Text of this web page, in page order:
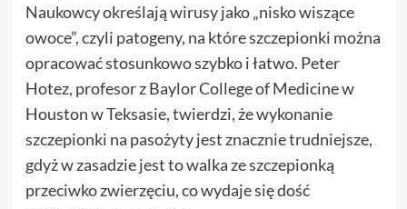
Naukowcy określają wirusy jako „nisko wiszące
owoce”, czyli patogeny, na które szczepionki można
opracować stosunkowo szybko i łatwo. Peter
Hotez, profesor z Baylor College of Medicine w
Houston w Teksasie, twierdzi, że wykonanie
szczepionki na pasożyty jest znacznie trudniejsze,
gdyż w zasadzie jest to walka ze szczepionką
przeciwko zwierzęciu, co wydaje się dość